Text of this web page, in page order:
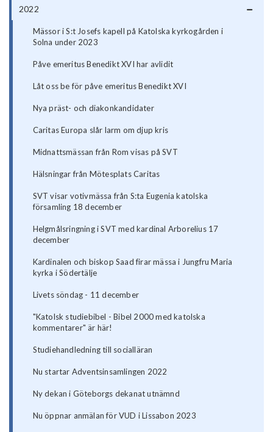
2022
Mässor i S:t Josefs kapell på Katolska kyrkogården i
Solna under 2023
Påve emeritus Benedikt XVI har avlidit
Låt oss be för påve emeritus Benedikt XVI
Nya präst- och diakonkandidater
Caritas Europa slår larm om djup kris
Midnattsmässan från Rom visas på SVT
Hälsningar från Mötesplats Caritas
SVT visar votivmässa från S:ta Eugenia katolska
församling 18 december
Helgmålsringning i SVT med kardinal Arborelius 17
december
Kardinalen och biskop Saad firar mässa i Jungfru Maria
kyrka i Södertälje
Livets söndag - 11 december
"Katolsk studiebibel - Bibel 2000 med katolska
kommentarer" är här!
Studiehandledning till socialläran
Nu startar Adventsinsamlingen 2022
Ny dekan i Göteborgs dekanat utnämnd
Nu öppnar anmälan för VUD i Lissabon 2023